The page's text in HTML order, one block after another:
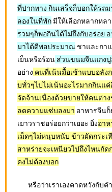
ที่ปากทาง กินเสร็จก็บอกให้รถ
ลองในที่พักมีให้เลือกหลากหล
รวมๆก็พอกินได้ไม่ถึงกับอร่อย
มาได้ดีพอประมาณ ชาและกา
เย็นหรือร้อน ส่วนขนมจีนแกงปู
อย่าง คนที่เน้นมื้อเช้าแบบอลัง
บทั่วๆไปไม่เน้นอะไรมากกินแค่
จัดจ้านเนื่องด้วยขายให้คนต่า
ลดความแซ่บลงมา อาหารจีน
เยาวราชอร่อยกว่าเยอะ ยิ่งอา
เม็ดๆไม่หนุบหนับ ข้าวผัดกระ
สาหร่ายจะเหนียวไปถึงไหนกั
คงไม่ต้องบอก
หรือว่าเราเองคาดหวังกับค